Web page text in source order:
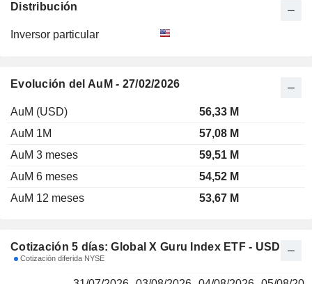
Cotización 5 días: Global X Guru Index ETF - USD
Cotización diferida NYSE
Distribución
Inversor particular
Evolución del AuM - 27/02/2026
AuM (USD)
56,33 M
AuM 1M
57,08 M
AuM 3 meses
59,51 M
AuM 6 meses
54,52 M
AuM 12 meses
53,67 M